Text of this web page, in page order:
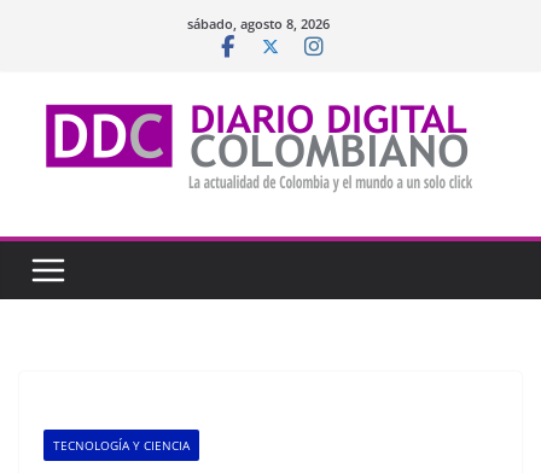
sábado, agosto 8, 2026
TECNOLOGÍA Y CIENCIA